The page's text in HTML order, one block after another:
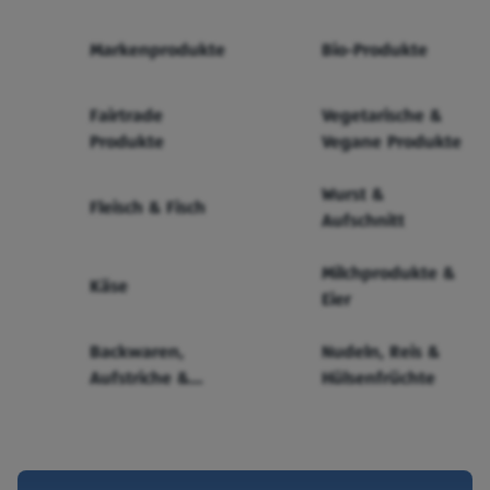
Markenprodukte Bio-Produkte
Fairtrade
Produkte
Vegetarische &
Vegane Produkte
Fleisch & Fisch
Wurst &
Aufschnitt
Käse
Milchprodukte &
Eier
Backwaren,
Aufstriche &
Nudeln, Reis &
Hülsenfrüchte